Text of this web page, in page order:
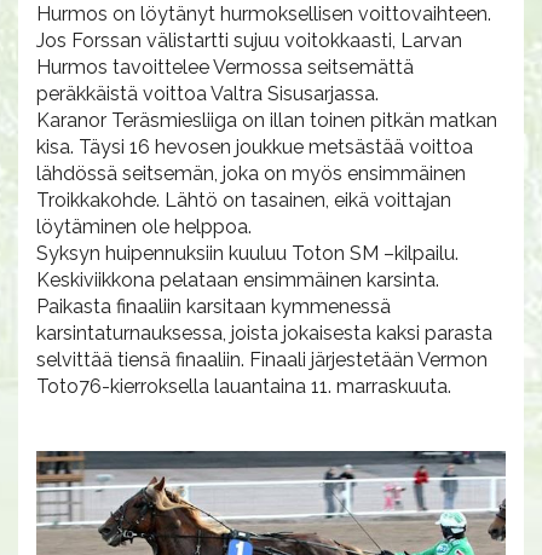
Hurmos on löytänyt hurmoksellisen voittovaihteen.
Jos Forssan välistartti sujuu voitokkaasti, Larvan
Hurmos tavoittelee Vermossa seitsemättä
peräkkäistä voittoa Valtra Sisusarjassa.
Karanor Teräsmiesliiga on illan toinen pitkän matkan
kisa. Täysi 16 hevosen joukkue metsästää voittoa
lähdössä seitsemän, joka on myös ensimmäinen
Troikkakohde. Lähtö on tasainen, eikä voittajan
löytäminen ole helppoa.
Syksyn huipennuksiin kuuluu Toton SM –kilpailu.
Keskiviikkona pelataan ensimmäinen karsinta.
Paikasta finaaliin karsitaan kymmenessä
karsintaturnauksessa, joista jokaisesta kaksi parasta
selvittää tiensä finaaliin. Finaali järjestetään Vermon
Toto76-kierroksella lauantaina 11. marraskuuta.